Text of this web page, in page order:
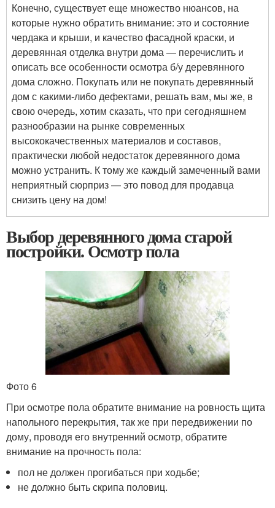
Конечно, существует еще множество нюансов, на
которые нужно обратить внимание: это и состояние
чердака и крыши, и качество фасадной краски, и
деревянная отделка внутри дома — перечислить и
описать все особенности осмотра б/у деревянного
дома сложно. Покупать или не покупать деревянный
дом с какими-либо дефектами, решать вам, мы же, в
свою очередь, хотим сказать, что при сегодняшнем
разнообразии на рынке современных
высококачественных материалов и составов,
практически любой недостаток деревянного дома
можно устранить. К тому же каждый замеченный вами
неприятный сюрприз — это повод для продавца
снизить цену на дом!
Выбор деревянного дома старой
постройки. Осмотр пола
Фото 6
При осмотре пола обратите внимание на ровность щита
напольного перекрытия, так же при передвижении по
дому, проводя его внутренний осмотр, обратите
внимание на прочность пола:
пол не должен прогибаться при ходьбе;
не должно быть скрипа половиц.